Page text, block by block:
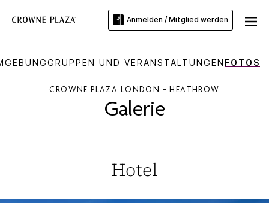
Anmelden / Mitglied werden
GRUPPEN UND VERANSTALTUNGEN FOTOS
CROWNE PLAZA LONDON - HEATHROW
Galerie
Hotel